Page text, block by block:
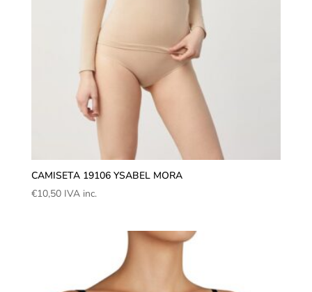
CAMISETA 19106 YSABEL MORA
€10,50 IVA inc.